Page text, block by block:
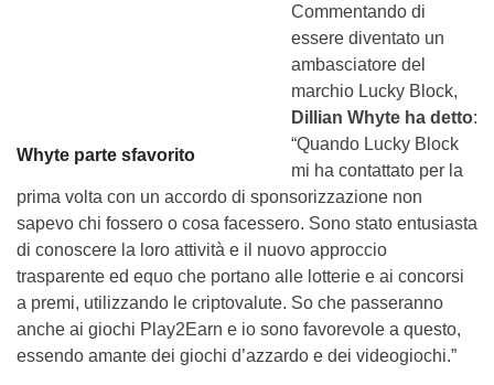
Whyte parte sfavorito
Commentando di
essere diventato un
ambasciatore del
marchio Lucky Block,
Dillian Whyte ha detto:
“Quando Lucky Block
mi ha contattato per la
prima volta con un accordo di sponsorizzazione non
sapevo chi fossero o cosa facessero. Sono stato entusiasta
di conoscere la loro attività e il nuovo approccio
trasparente ed equo che portano alle lotterie e ai concorsi
a premi, utilizzando le criptovalute. So che passeranno
anche ai giochi Play2Earn e io sono favorevole a questo,
essendo amante dei giochi d’azzardo e dei videogiochi.”